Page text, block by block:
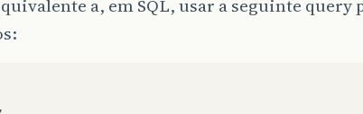
a, em SQL, usar a seguinte query